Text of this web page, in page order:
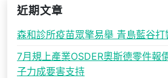
近期文章
森和診所疫苗眾擎易舉 青島藍谷
7月規上產業OSDER奧斯德零件報
子力成要害支持